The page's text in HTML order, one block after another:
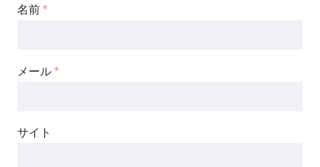
名前 *
メール *
サイト